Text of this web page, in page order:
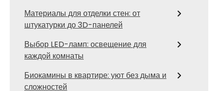
Материалы для отделки стен: от
штукатурки до 3D-панелей
Выбор LED-ламп: освещение для
каждой комнаты
Биокамины в квартире: уют без дыма и
сложностей